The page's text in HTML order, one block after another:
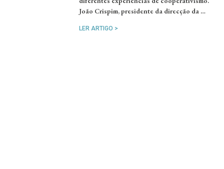
João Crispim, presidente da direcção da …
LER ARTIGO >